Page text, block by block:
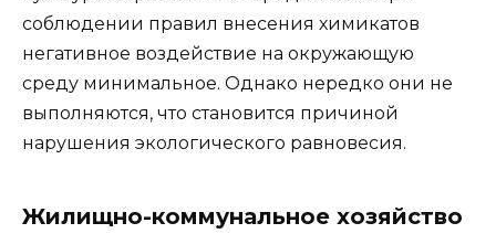
соблюдении правил внесения химикатов
негативное воздействие на окружающую
среду минимальное. Однако нередко они не
выполняются, что становится причиной
нарушения экологического равновесия.
Жилищно-коммунальное хозяйство